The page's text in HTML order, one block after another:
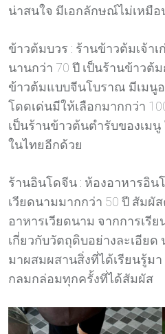
น่าสนใจ มีเอกลักษณ์ไม่เหมือ
ข้าวต้มบวร : ร้านข้าวต้มเจ้า
นานกว่า 70 ปี เป็นร้านข้าวต้
ข้าวต้มแบบจีนโบราณ มีเมนู
โดดเด่นมีให้เลือกมากกว่า
เป็นร้านข้าวต้นตำรับของเมนู
ในไทยอีกด้วย
ร้านอินโดจีน : ห้องอาหารอิ
เวียดนามมากกว่า 50 ปี สัมผั
อาหารเวียดนาม จากการเรีย
เกี่ยวกับวัตถุดิบอย่างละเอีย
มาผสมผสานสิ่งที่ได้เรียนรู้ม
กลมกล่อมทุกครั้งที่ได้สัมผัส